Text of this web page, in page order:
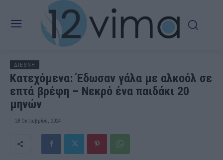
ΔΙΕΘΝΗ
Κατεχόμενα: Έδωσαν γάλα με αλκοόλ σε
επτά βρέφη – Νεκρό ένα παιδάκι 20
μηνών
28 Οκτωβρίου, 2024